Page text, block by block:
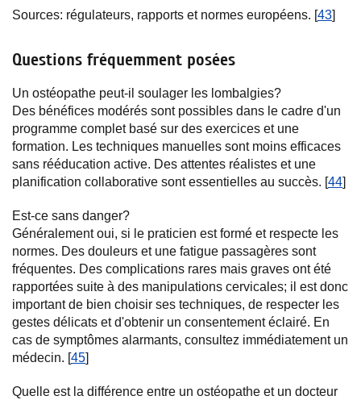
Sources: régulateurs, rapports et normes européens. [43]
Questions fréquemment posées
Un ostéopathe peut-il soulager les lombalgies?
Des bénéfices modérés sont possibles dans le cadre d'un
programme complet basé sur des exercices et une
formation. Les techniques manuelles sont moins efficaces
sans rééducation active. Des attentes réalistes et une
planification collaborative sont essentielles au succès. [44]
Est-ce sans danger?
Généralement oui, si le praticien est formé et respecte les
normes. Des douleurs et une fatigue passagères sont
fréquentes. Des complications rares mais graves ont été
rapportées suite à des manipulations cervicales; il est donc
important de bien choisir ses techniques, de respecter les
gestes délicats et d'obtenir un consentement éclairé. En
cas de symptômes alarmants, consultez immédiatement un
médecin. [45]
Quelle est la différence entre un ostéopathe et un docteur